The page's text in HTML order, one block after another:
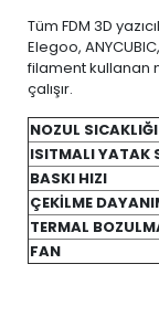
Tüm FDM 3D
Elegoo,
filament kullanan
çalışır.
NOZUL SICAKLIĞI
ISITMALI YATAK
BASKI HIZI
ÇEKİLME
TERMAL
FAN